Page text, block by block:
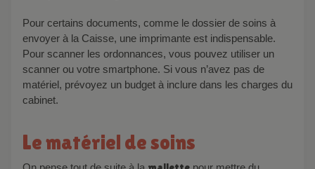
Pour certains documents, comme le dossier de soins à
envoyer à la Caisse, une imprimante est indispensable.
Pour scanner les ordonnances, vous pouvez utiliser un
scanner ou votre smartphone. Si vous n’avez pas de
matériel, prévoyez un budget à inclure dans les charges du
cabinet.
Le matériel de soins